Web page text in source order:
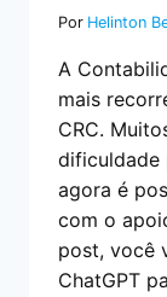
Por Helinton
A
mais
CRC.
dificuldade
agora é
com o
post, você
ChatGPT